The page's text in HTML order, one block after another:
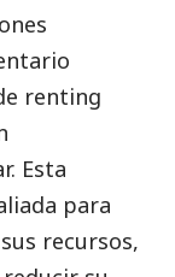
renting
Esta
para
recursos,